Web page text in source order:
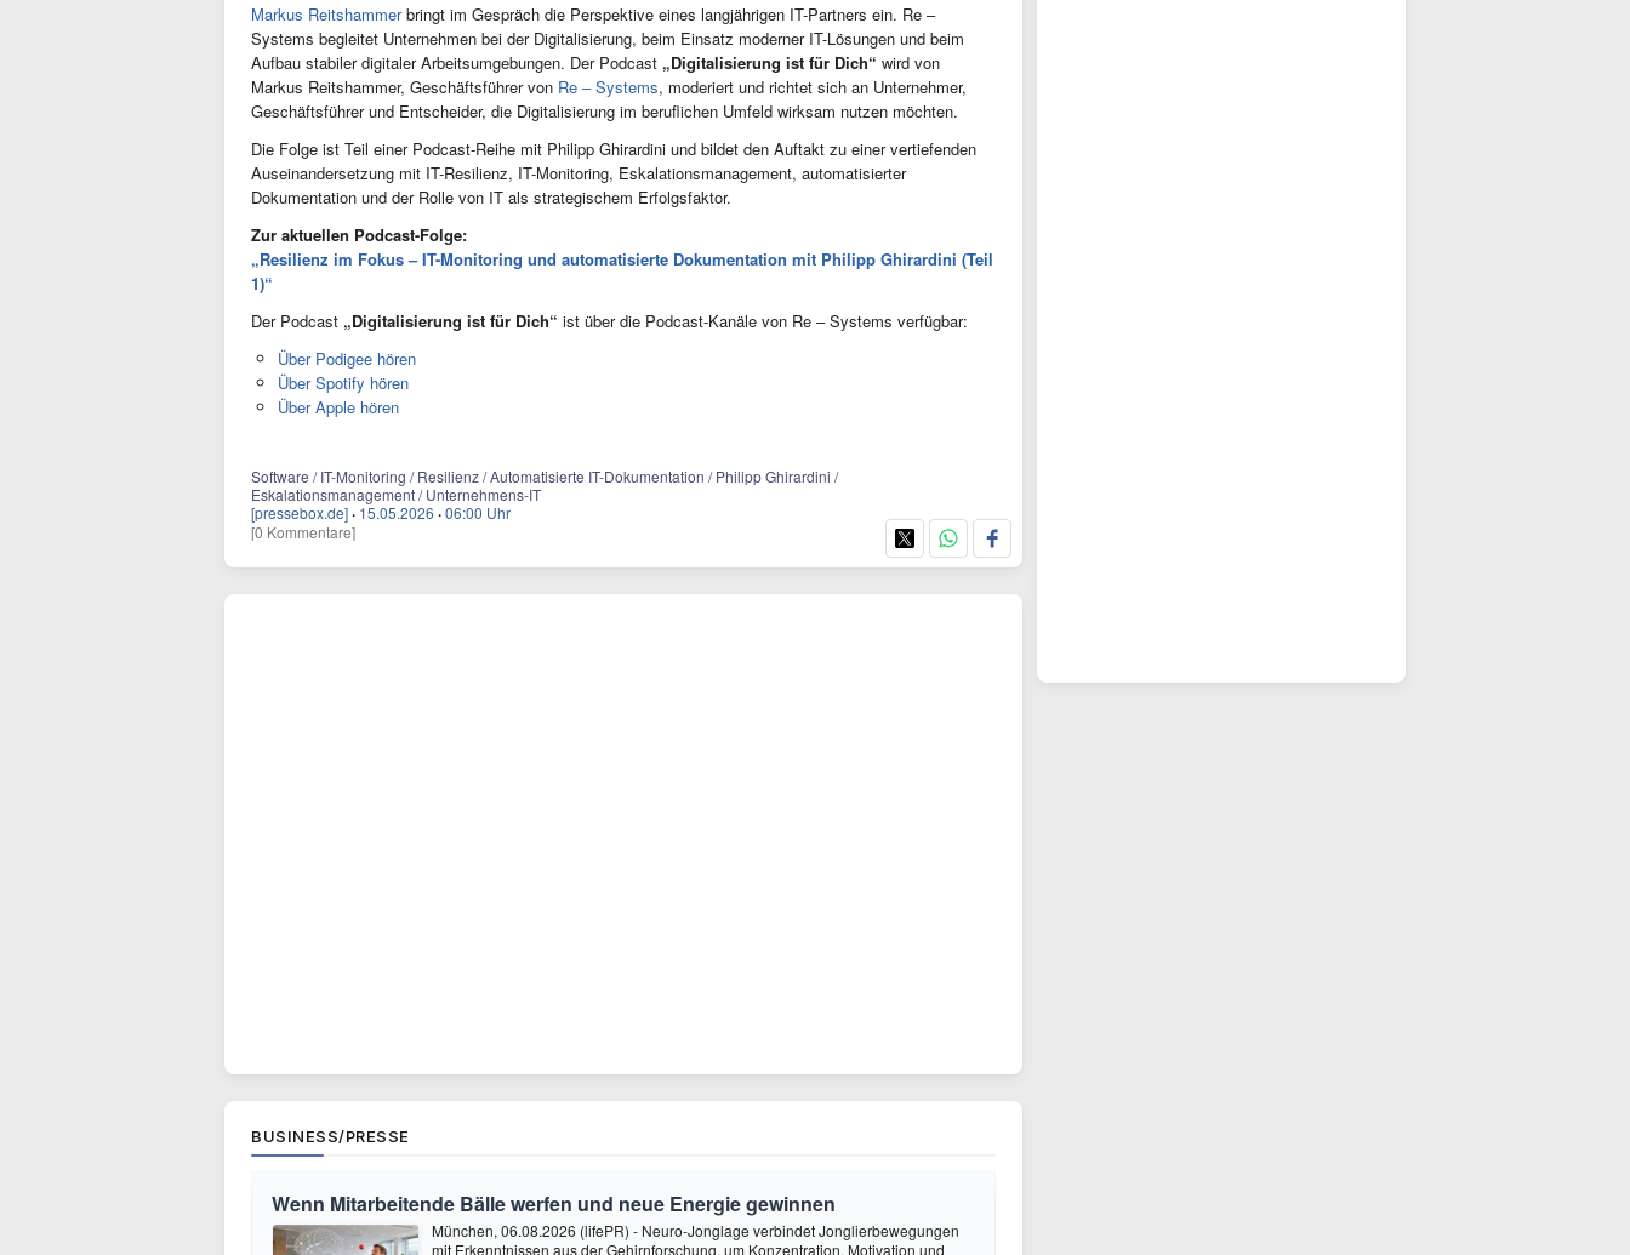
Markus Reitshammerbringt im Gespräch die Perspektive eines langjährigen IT-Partners ein. Re –
Systems begleitet Unternehmen bei der Digitalisierung, beim Einsatz moderner IT-Lösungen und beim
Aufbau stabiler digitaler Arbeitsumgebungen. Der Podcast „Digitalisierung ist für Dich“ wird von
Markus Reitshammer, Geschäftsführer von Re – Systems, moderiert und richtet sich an Unternehmer,
Geschäftsführer und Entscheider, die Digitalisierung im beruflichen Umfeld wirksam nutzen möchten.
Die Folge ist Teil einer Podcast-Reihe mit Philipp Ghirardini und bildet den Auftakt zu einer vertiefenden
Auseinandersetzung mit IT-Resilienz, IT-Monitoring, Eskalationsmanagement, automatisierter
Dokumentation und der Rolle von IT als strategischem Erfolgsfaktor.
Zur aktuellen Podcast-Folge:
„Resilienz im Fokus – IT-Monitoring und automatisierte Dokumentation mit Philipp Ghirardini (Teil
1)“
Der Podcast „Digitalisierung ist für Dich“ ist über die Podcast-Kanäle von Re – Systems verfügbar:
Über Podigee hören
Über Spotify hören
Über Apple hören
Software / IT-Monitoring / Resilienz / Automatisierte IT-Dokumentation / Philipp Ghirardini /
Eskalationsmanagement / Unternehmens-IT
[pressebox.de] · 15.05.2026 ·06:00 Uhr
[0 Kommentare]
BUSINESS/PRESSE
Wenn Mitarbeitende Bälle werfen und neue Energie gewinnen
München, 06.08.2026 (lifePR) - Neuro-Jonglage verbindet Jonglierbewegungen
mit Erkenntnissen aus der Gehirnforschung, um Konzentration, Motivation und